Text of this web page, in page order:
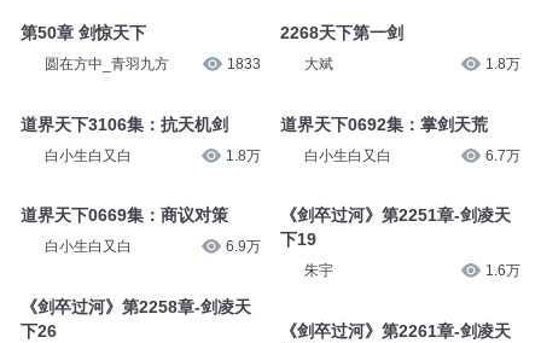
第50章 剑惊天下
圆在方中_青羽九方 1833
道界天下3106集：抗天机剑
白小生白又白 1.8万
道界天下0669集：商议对策
白小生白又白 6.9万
《剑卒过河》第2258章-剑凌天
下26
2268天下第一剑
大斌 1.8万
道界天下0692集：掌剑天荒
白小生白又白 6.7万
《剑卒过河》第2251章-剑凌天
下19
朱宇 1.6万
《剑卒过河》第2261章-剑凌天